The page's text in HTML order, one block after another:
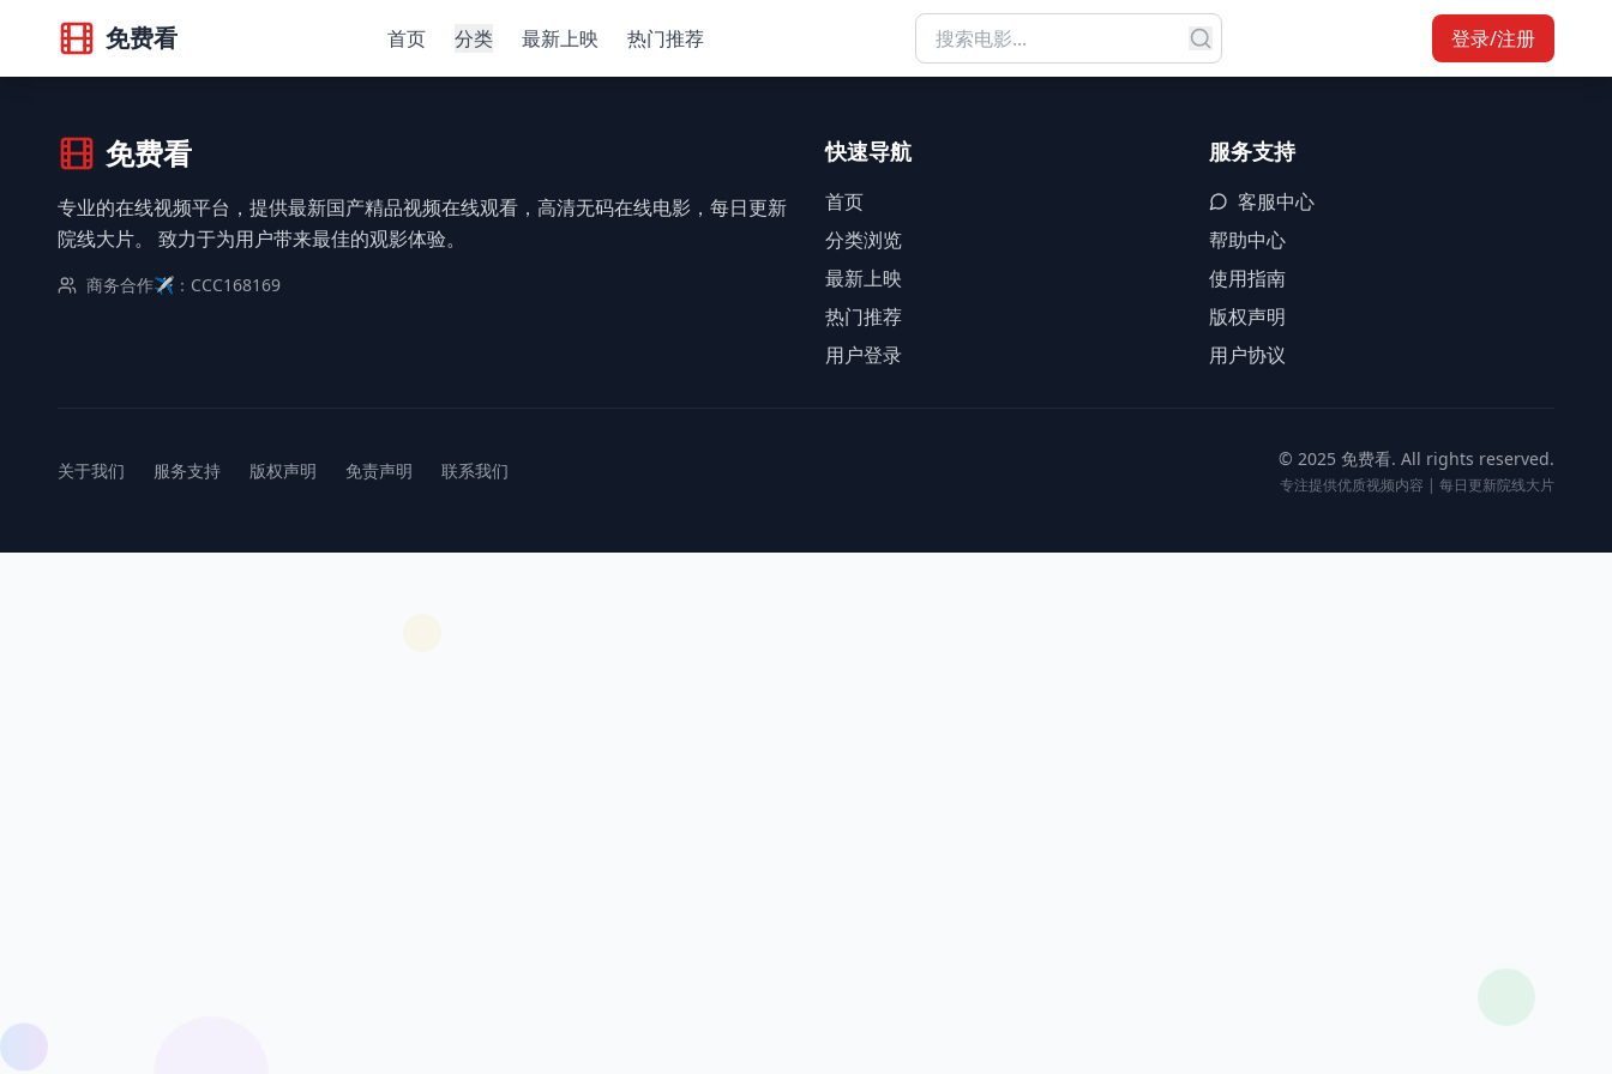
免费看 首页 分类 最新上映 热门推荐 登录/注册
免费看
专业的在线视频平台，提供最新国产精品视频在线观看，高清无码在线电影，每日更新
院线大片。 致力于为用户带来最佳的观影体验。
商务合作✈️：CCC168169
快速导航
首页
分类浏览
最新上映
热门推荐
用户登录
服务支持
客服中心
帮助中心
使用指南
版权声明
用户协议
关于我们 服务支持 版权声明 免责声明 联系我们
© 2025 免费看. All rights reserved.
专注提供优质视频内容 | 每日更新院线大片